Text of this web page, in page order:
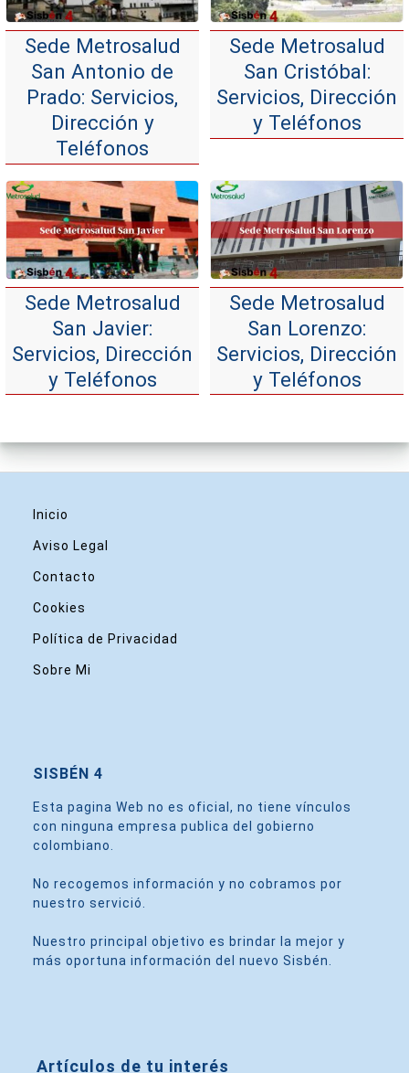
Sede Metrosalud
San Antonio de
Prado: Servicios,
Dirección y
Teléfonos
Sede Metrosalud
San Cristóbal:
Servicios, Dirección
y Teléfonos
Sede Metrosalud
San Javier:
Servicios, Dirección
y Teléfonos
Sede Metrosalud
San Lorenzo:
Servicios, Dirección
y Teléfonos
Inicio
Aviso Legal
Contacto
Cookies
Política de Privacidad
Sobre Mi
SISBÉN 4
Esta pagina Web no es oficial, no tiene vínculos
con ninguna empresa publica del gobierno
colombiano.
No recogemos información y no cobramos por
nuestro servició.
Nuestro principal objetivo es brindar la mejor y
más oportuna información del nuevo Sisbén.
Artículos de tu interés